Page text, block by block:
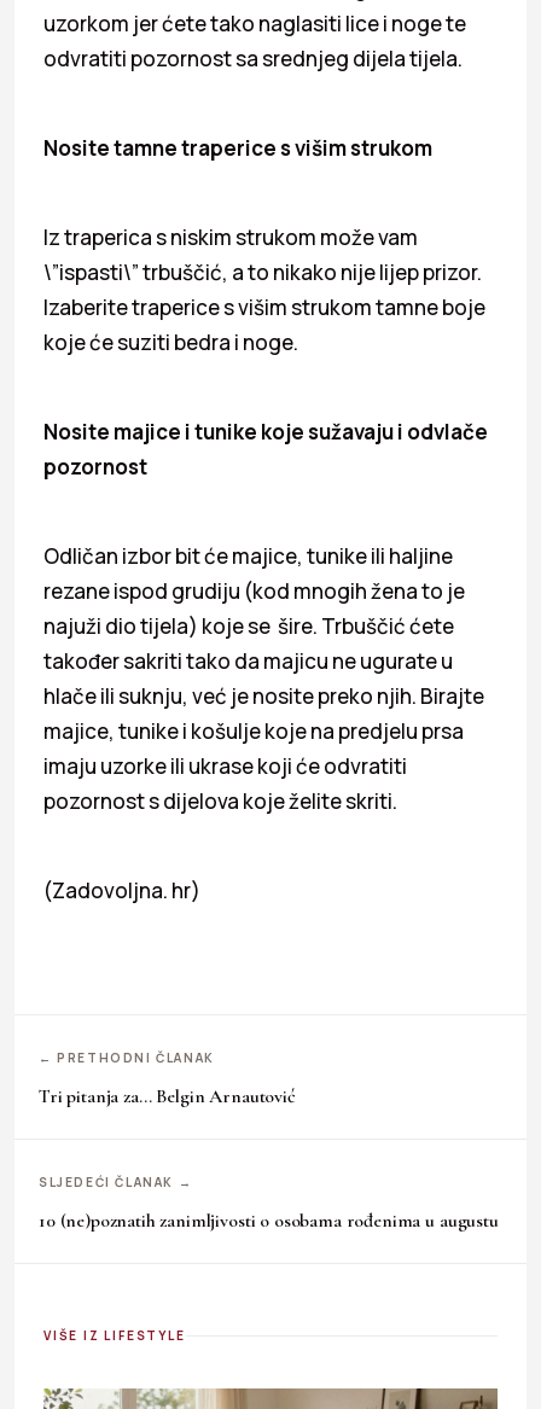
uzorkom jer ćete tako naglasiti lice i noge te
odvratiti pozornost sa srednjeg dijela tijela.
Nosite tamne traperice s višim strukom
Iz traperica s niskim strukom može vam
\”ispasti\” trbuščić, a to nikako nije lijep prizor.
Izaberite traperice s višim strukom tamne boje
koje će suziti bedra i noge.
Nosite majice i tunike koje sužavaju i odvlače
pozornost
Odličan izbor bit će majice, tunike ili haljine
rezane ispod grudiju (kod mnogih žena to je
najuži dio tijela) koje se šire. Trbuščić ćete
također sakriti tako da majicu ne ugurate u
hlače ili suknju, već je nosite preko njih. Birajte
majice, tunike i košulje koje na predjelu prsa
imaju uzorke ili ukrase koji će odvratiti
pozornost s dijelova koje želite skriti.
(Zadovoljna. hr)
← PRETHODNI ČLANAK
Tri pitanja za… Belgin Arnautović
SLJEDEĆI ČLANAK →
10 (ne)poznatih zanimljivosti o osobama rođenima u augustu
VIŠE IZ LIFESTYLE